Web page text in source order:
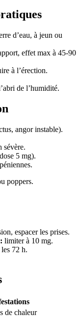
d’eau, à jeun ou
effet max à 45-90
à l’érection.
de l’humidité.
angor instable).
sévère.
5 mg).
poppers.
espacer les prises.
limiter à 10 mg.
72 h.
de chaleur